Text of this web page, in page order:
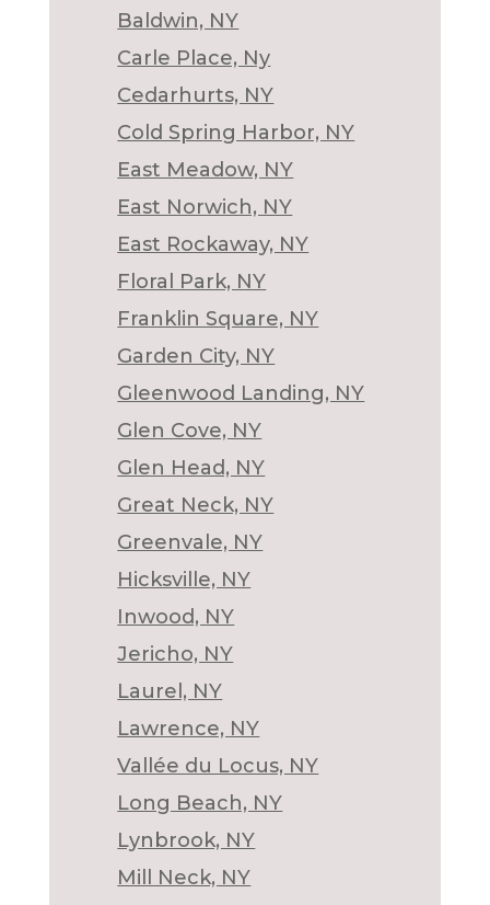
Baldwin, NY
Carle Place, Ny
Cedarhurts, NY
Cold Spring Harbor, NY
East Meadow, NY
East Norwich, NY
East Rockaway, NY
Floral Park, NY
Franklin Square, NY
Garden City, NY
Gleenwood Landing, NY
Glen Cove, NY
Glen Head, NY
Great Neck, NY
Greenvale, NY
Hicksville, NY
Inwood, NY
Jericho, NY
Laurel, NY
Lawrence, NY
Vallée du Locus, NY
Long Beach, NY
Lynbrook, NY
Mill Neck, NY